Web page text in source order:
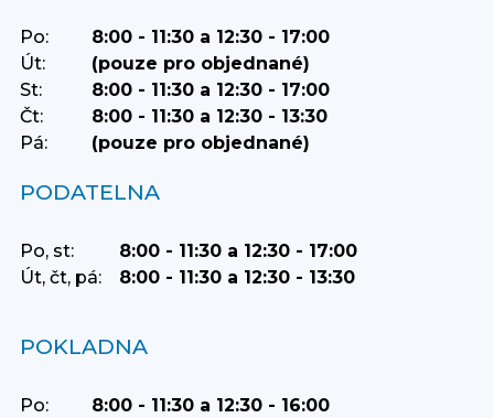
Po:
8:00 - 11:30 a 12:30 - 17:00
Út:
(pouze pro objednané)
St:
8:00 - 11:30 a 12:30 - 17:00
Čt:
8:00 - 11:30 a 12:30 - 13:30
Pá:
(pouze pro objednané)
PODATELNA
Po, st:
8:00 - 11:30 a 12:30 - 17:00
Út, čt, pá:
8:00 - 11:30 a 12:30 - 13:30
POKLADNA
Po:
8:00 - 11:30 a 12:30 - 16:00